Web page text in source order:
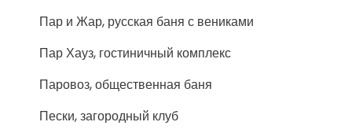
Пар и Жар, русская баня с вениками
Пар Хауз, гостиничный комплекс
Паровоз, общественная баня
Пески, загородный клуб